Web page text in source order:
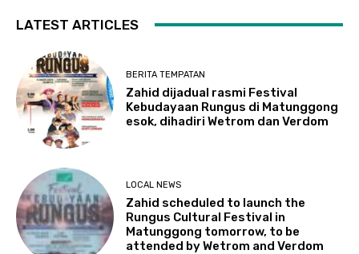
LATEST ARTICLES
BERITA TEMPATAN
Zahid dijadual rasmi Festival
Kebudayaan Rungus di Matunggong
esok, dihadiri Wetrom dan Verdom
LOCAL NEWS
Zahid scheduled to launch the
Rungus Cultural Festival in
Matunggong tomorrow, to be
attended by Wetrom and Verdom